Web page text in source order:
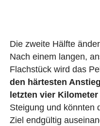
Die zweite Hälfte
Nach einem langen,
Flachstück wird das
den härtesten
letzten vier
Steigung und könnten
Ziel endgültig